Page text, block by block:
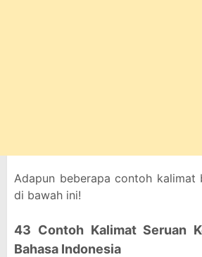
Adapun beberapa contoh kalimat
di bawah ini!
43 Contoh Kalimat Seruan
Bahasa Indonesia